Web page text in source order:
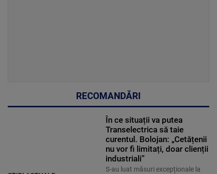
RECOMANDĂRI
În ce situații va putea
Transelectrica să taie
curentul. Bolojan: „Cetățenii
nu vor fi limitați, doar clienții
industriali”
S-au luat măsuri excepționale la